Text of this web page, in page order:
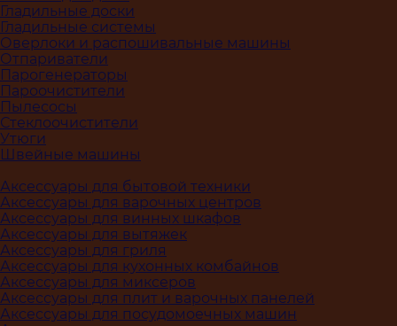
Гладильные доски
Гладильные системы
Оверлоки и распошивальные машины
Отпариватели
Парогенераторы
Пароочистители
Пылесосы
Стеклоочистители
Утюги
Швейные машины
Аксессуары для бытовой техники
Аксессуары для варочных центров
Аксессуары для винных шкафов
Аксессуары для вытяжек
Аксессуары для гриля
Аксессуары для кухонных комбайнов
Аксессуары для миксеров
Аксессуары для плит и варочных панелей
Аксессуары для посудомоечных машин